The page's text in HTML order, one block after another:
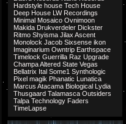
Hardstyle house Tech House
Deep House LW Recordings
Minimal Mosaico Ovnimoon
Makida Drukverdeler Dickster
Ritmo Shyisma Jilax Ascent
Monolock Jacob Sixsense ikon
Imaginarium Owntrip Earthspace
Timelock Guerrilla Raz Upgrade
ChampaAltered State Vegas
Bellatrix Ital Some1 Synthologic
Pixel magik Phanatic Lunatica
Marcus Atacama Biological Lydia
Thusgaard Talamasca Outsiders
Talpa Technology Faders
TimeLapse